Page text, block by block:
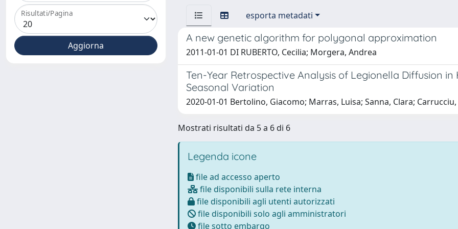
Risultati/Pagina esporta metadati
A new genetic algorithm for polygonal approximation
2011-01-01 DI RUBERTO, Cecilia; Morgera, Andrea
Ten-Year Retrospective Analysis of Legionella Diffusion
Seasonal Variation
2020-01-01 Bertolino, Giacomo; Marras, Luisa; Sanna, Clara;
Mostrati risultati da 5 a 6 di 6
Legenda icone
file ad accesso aperto
file disponibili sulla rete interna
file disponibili agli utenti autorizzati
file disponibili solo agli amministratori
file sotto embargo